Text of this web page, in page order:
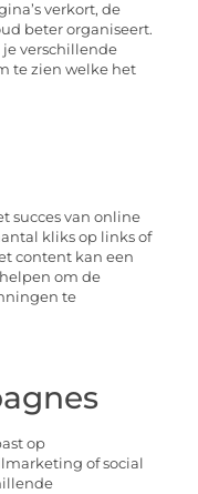
verkort, de
beter organiseert.
je verschillende
te zien welke het
succes van online
kliks op links of
content kan een
om de
te
op
of social